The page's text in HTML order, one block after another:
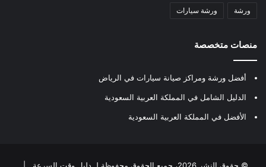
ورشة ورشة سيارات
منصات متخصصة
أفضل ورشة ومراكز صيانة سيارات في الرياض
الدليل الشامل في المملكة العربية السعودية
الأفضل في المملكة العربية السعودية
© حقوق النشر 2026، جميع الحقوق محفوظة لـ دليل وقت السرعة